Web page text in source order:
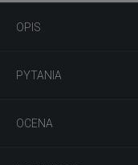
OPIS
PYTANIA
OCENA